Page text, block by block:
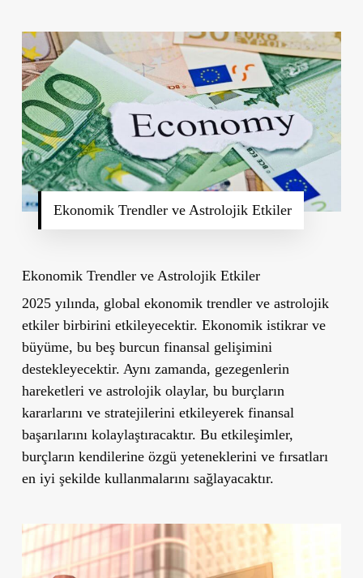
Ekonomik Trendler ve Astrolojik Etkiler
Ekonomik Trendler ve Astrolojik Etkiler
2025 yılında, global ekonomik trendler ve astrolojik
etkiler birbirini etkileyecektir. Ekonomik istikrar ve
büyüme, bu beş burcun finansal gelişimini
destekleyecektir. Aynı zamanda, gezegenlerin
hareketleri ve astrolojik olaylar, bu burçların
kararlarını ve stratejilerini etkileyerek finansal
başarılarını kolaylaştıracaktır. Bu etkileşimler,
burçların kendilerine özgü yeteneklerini ve fırsatları
en iyi şekilde kullanmalarını sağlayacaktır.